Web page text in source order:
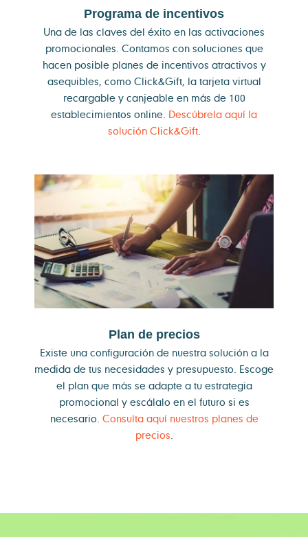
Programa de incentivos
Una de las claves del éxito en las activaciones
promocionales. Contamos con soluciones que
hacen posible planes de incentivos atractivos y
asequibles, como Click&Gift, la tarjeta virtual
recargable y canjeable en más de 100
establecimientos online. Descúbrela aquí la
solución Click&Gift.
Plan de precios
Existe una configuración de nuestra solución a la
medida de tus necesidades y presupuesto. Escoge
el plan que más se adapte a tu estrategia
promocional y escálalo en el futuro si es
necesario. Consulta aquí nuestros planes de
precios.